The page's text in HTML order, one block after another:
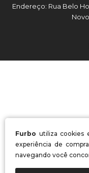
Furbo utiliza cookies
experiência de
navegando você
Endereço: Rua Belo